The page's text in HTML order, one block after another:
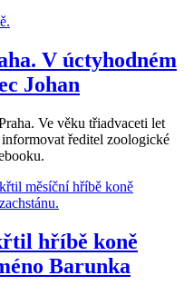
V úctyhodném
Johan
Ve věku třiadvaceti let
ředitel zoologické
hříbě koně
Barunka